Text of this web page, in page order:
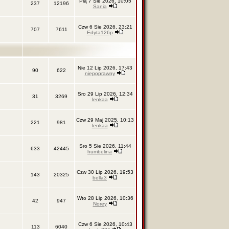
237 12196
Sania
707 7611
Czw 6 Sie 2026, 23:21
Edyta126p
90 622
Nie 12 Lip 2026, 17:43
niepoprawny
31 3269
Sro 29 Lip 2026, 12:34
lenkaa
221 981
Czw 29 Maj 2025, 10:13
lenkaa
633 42445
Sro 5 Sie 2026, 11:44
humbelina
143 20325
Czw 30 Lip 2026, 19:53
bella3
42 947
Wto 28 Lip 2026, 10:36
Norey
113 6040
Czw 6 Sie 2026, 10:43